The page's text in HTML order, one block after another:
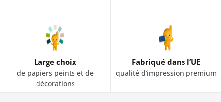
Large choix
de papiers peints et de
décorations
Fabriqué dans l’UE
qualité d’impression premium